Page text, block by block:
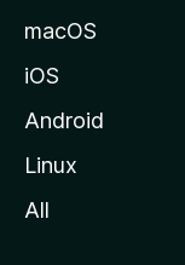
macOS
iOS
Android
Linux
All